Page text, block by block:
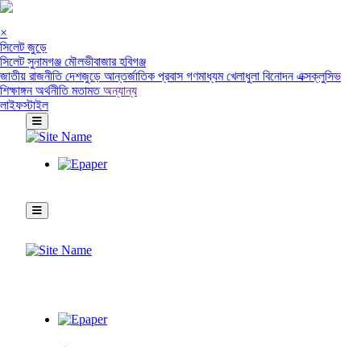
×
সিলেট জুড়ে
সিলেটসুনামগঞ্জ মৌলভীবাজারহবিগঞ্জ
জাতীয় রাজনীতিদেশজুড়ে আন্তর্জাতিক প্রবাসগণমাধ্যমখেলাধুলা বিনোদনএক্সক্লুসিভ
শিক্ষাঙ্গনঅর্থনীতিমতামতঅন্যান্য
লাইফস্টাইল